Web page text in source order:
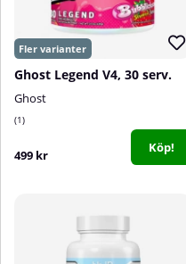
Ghost Legend V4, 30 serv.
Ghost
1
499 kr Köp!